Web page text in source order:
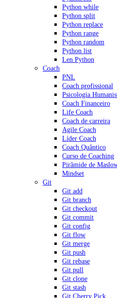
Python while
Python split
Python replace
Python range
Python random
Python list
Len Python
Coach
PNL
Coach profissional
Psicologia
Coach Financeiro
Life Coach
Coach de carreira
Agile Coach
Líder Coach
Coach Quântico
Curso de Coaching
Pirâmide de
Mindset
Git
Git add
Git branch
Git checkout
Git commit
Git config
Git flow
Git merge
Git push
Git rebase
Git pull
Git clone
Git stash
Git Cherry Pick